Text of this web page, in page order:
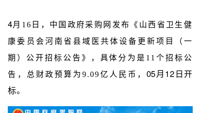
4月16日，中国政府采购网发布《山西省卫生健
康委员会河南省县域医共体设备更新项目（一
期）公开招标公告》，具体分为是11个招标公
告，总财政预算为9.09亿人民币， 05月12日开
标。